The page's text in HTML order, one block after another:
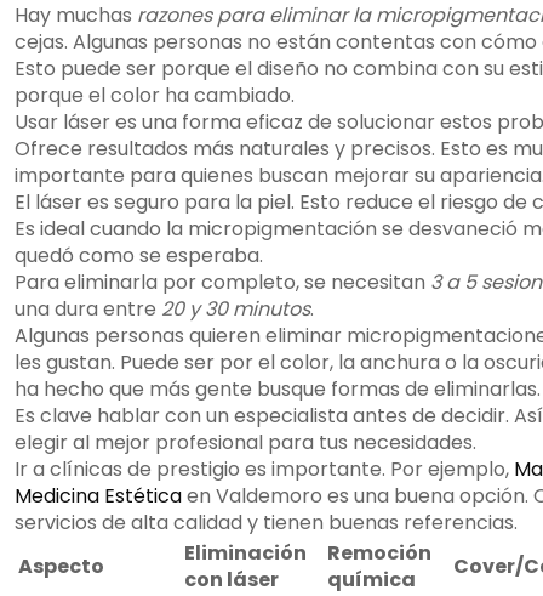
Hay muchas razones para eliminar la
cejas. Algunas personas no están contentas con cómo
Esto puede ser porque el diseño no combina con su
porque el color ha cambiado.
Usar láser es una forma eficaz de solucionar estos
Ofrece resultados más naturales y precisos. Esto es
importante para quienes buscan mejorar su
El láser es seguro para la piel. Esto reduce el riesgo de
Es ideal cuando la micropigmentación se desvaneció
quedó como se esperaba.
Para eliminarla por completo, se necesitan 3 a 5
una dura entre 20 y 30 minutos.
Algunas personas quieren eliminar
les gustan. Puede ser por el color, la anchura o la
ha hecho que más gente busque formas de eliminarlas.
Es clave hablar con un especialista antes de decidir.
elegir al mejor profesional para tus necesidades.
Ir a clínicas de prestigio es importante. Por ejemplo,
Medicina Estéticaen Valdemoro es una buena opción.
servicios de alta calidad y tienen buenas referencias.
Aspecto
Eliminación
con láser
Remoción
química
Cover/